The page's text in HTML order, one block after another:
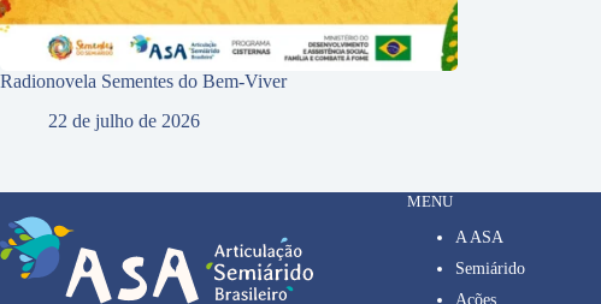
Radionovela Sementes do Bem-Viver
22 de julho de 2026
MENU
A ASA
Semiárido
Ações